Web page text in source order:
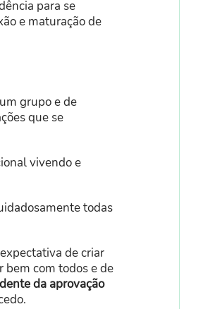
para se
e maturação de
grupo e de
que se
vivendo e
todas
de criar
bem com todos e de
da aprovação